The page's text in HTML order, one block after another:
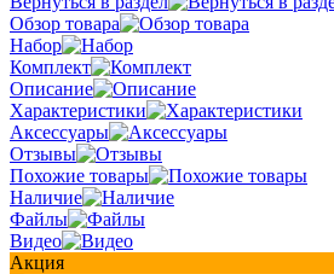
Обзор товара
Набор
Комплект
Описание
Характеристики
Аксессуары
Отзывы
Похожие товары
Наличие
Файлы
Видео
Акция